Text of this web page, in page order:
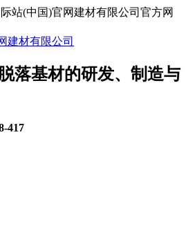
站(中国)官网建材有限公司官方网
落基材的研发、制造与
417